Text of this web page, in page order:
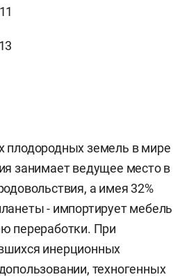
плодородных земель в мире
занимает ведущее место в
а имея 32%
- импортирует мебель
переработки. При
инерционных
техногенных